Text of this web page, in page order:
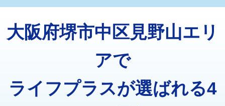
マス交換（深さ50㎝以上） 66,000円
コンクリート斫り（厚さ10㎝超え）
モルタル補修（厚さ10㎝まで） 27,500円
トーラー機使用/3mまで 33,000円
追加トーラー機使用/3m超え +3,300円
止水・漏水調査・防水処理・清掃・修
11,000円
大阪府堺市中区見野山エリ
アで
ライフプラスが選ばれる4